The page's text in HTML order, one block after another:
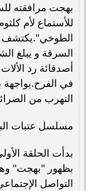
بهجت مرافقته
للأستماع لأم
الطوخي".يكتشف
السرقة و يبلغ
أصدقائة رد
في
التهرب من
مسلسل عتبات
بدأت الحلقة
بظهور "بهجت"
التواصل